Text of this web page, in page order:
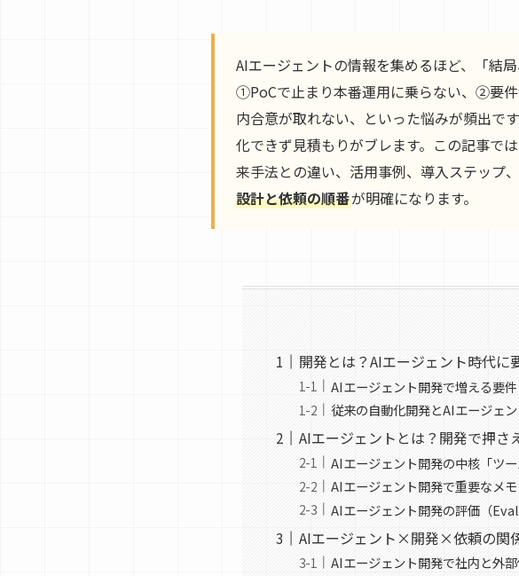
AIエージェントの情報を集めるほど、「結
①PoCで止まり本番運用に乗らない、②要
内合意が取れない、といった悩みが頻出で
化できず見積もりがブレます。この記事で
来手法との違い、活用事例、導入ステップ
設計と依頼の順番が明確になります。
開発とは？AIエージェント時代に
AIエージェント開発で増える要件
従来の自動化開発とAIエージェ
AIエージェントとは？開発で押さ
AIエージェント開発の中核「ツ
AIエージェント開発で重要なメ
AIエージェント開発の評価（
AIエージェント×開発×依頼の関
AIエージェント開発で社内と外